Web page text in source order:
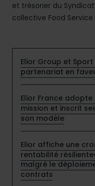
et trésorier du
collective Food Service
Elior Group et
partenariat en
Elior France
mission et inscrit
son modèle
Elior affiche une
rentabilité
malgré le
contrats